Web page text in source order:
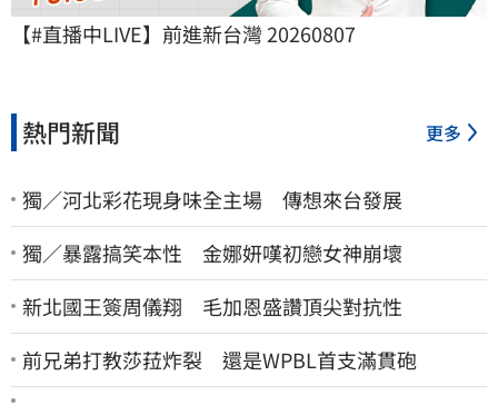
【#直播中LIVE】前進新台灣 20260807
熱門新聞 更多
獨／河北彩花現身味全主場 傳想來台發展
獨／暴露搞笑本性 金娜妍嘆初戀女神崩壞
新北國王簽周儀翔 毛加恩盛讚頂尖對抗性
前兄弟打教莎菈炸裂 還是WPBL首支滿貫砲